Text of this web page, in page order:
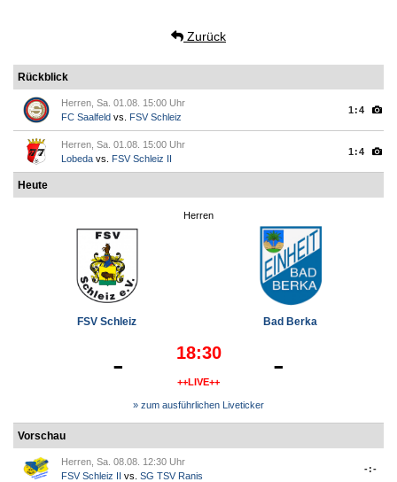
Zurück
Rückblick
Herren, Sa. 01.08. 15:00 Uhr
FC Saalfeld vs. FSV Schleiz
1:4
Herren, Sa. 01.08. 15:00 Uhr
Lobeda vs. FSV Schleiz II
1:4
Heute
Herren
FSV Schleiz Bad Berka
- 18:30
++LIVE++ -
» zum ausführlichen Liveticker
Vorschau
Herren, Sa. 08.08. 12:30 Uhr
FSV Schleiz II vs. SG TSV Ranis
-:-